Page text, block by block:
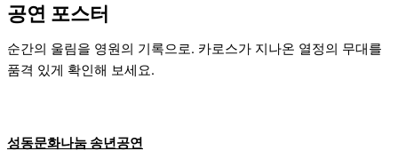
공연 포스터
순간의 울림을 영원의 기록으로. 카로스가 지나온 열정의 무대를
품격 있게 확인해 보세요.
성동문화나눔 송년공연